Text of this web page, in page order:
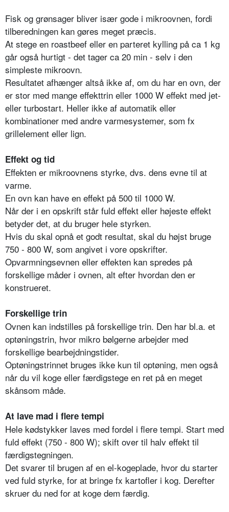
Fisk og grønsager bliver især gode i mikroovnen, fordi
tilberedningen kan gøres meget præcis.
At stege en roastbeef eller en parteret kylling på ca 1 kg
går også hurtigt - det tager ca 20 min - selv i den
simpleste mikroovn.
Resultatet afhænger altså ikke af, om du har en ovn, der
er stor med mange effekttrin eller 1000 W effekt med jet-
eller turbostart. Heller ikke af automatik eller
kombinationer med andre varmesystemer, som fx
grillelement eller lign.
Effekt og tid
Effekten er mikroovnens styrke, dvs. dens evne til at
varme.
En ovn kan have en effekt på 500 til 1000 W.
Når der i en opskrift står fuld effekt eller højeste effekt
betyder det, at du bruger hele styrken.
Hvis du skal opnå et godt resultat, skal du højst bruge
750 - 800 W, som angivet i vore opskrifter.
Opvarmningsevnen eller effekten kan spredes på
forskellige måder i ovnen, alt efter hvordan den er
konstrueret.
Forskellige trin
Ovnen kan indstilles på forskellige trin. Den har bl.a. et
optøningstrin, hvor mikro bølgerne arbejder med
forskellige bearbejdningstider.
Optøningstrinnet bruges ikke kun til optøning, men også
når du vil koge eller færdigstege en ret på en meget
skånsom måde.
At lave mad i flere tempi
Hele kødstykker laves med fordel i flere tempi. Start med
fuld effekt (750 - 800 W); skift over til halv effekt til
færdigstegningen.
Det svarer til brugen af en el-kogeplade, hvor du starter
ved fuld styrke, for at bringe fx kartofler i kog. Derefter
skruer du ned for at koge dem færdig.